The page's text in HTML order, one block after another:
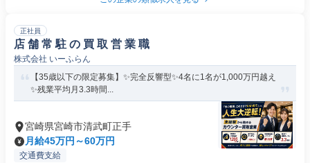
正社員
店 舗 常 駐 の 買 取 営 業 職
株式会社 いーふらん
【35歳以下の限定募集】✨完全反響型✨4名に1名が1,000万円越え
✨残業平均月3.3時間...
宮崎県宮崎市清武町正手
月給45万円～60万円
交通費支給